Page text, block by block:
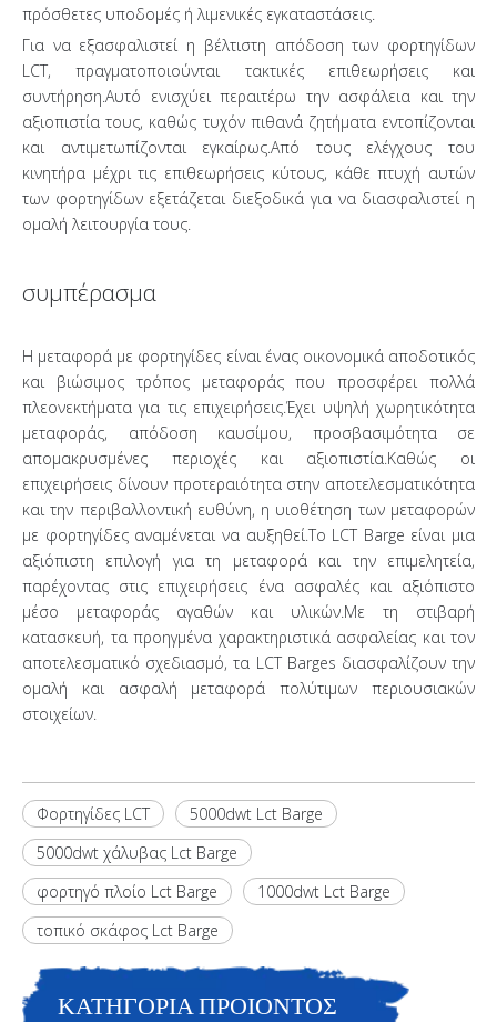
πρόσθετες υποδομές ή λιμενικές εγκαταστάσεις.
Για να εξασφαλιστεί η βέλτιστη απόδοση των φορτηγίδων
LCT, πραγματοποιούνται τακτικές επιθεωρήσεις και
συντήρηση.Αυτό ενισχύει περαιτέρω την ασφάλεια και την
αξιοπιστία τους, καθώς τυχόν πιθανά ζητήματα εντοπίζονται
και αντιμετωπίζονται εγκαίρως.Από τους ελέγχους του
κινητήρα μέχρι τις επιθεωρήσεις κύτους, κάθε πτυχή αυτών
των φορτηγίδων εξετάζεται διεξοδικά για να διασφαλιστεί η
ομαλή λειτουργία τους.
συμπέρασμα
Η μεταφορά με φορτηγίδες είναι ένας οικονομικά αποδοτικός
και βιώσιμος τρόπος μεταφοράς που προσφέρει πολλά
πλεονεκτήματα για τις επιχειρήσεις.Έχει υψηλή χωρητικότητα
μεταφοράς, απόδοση καυσίμου, προσβασιμότητα σε
απομακρυσμένες περιοχές και αξιοπιστία.Καθώς οι
επιχειρήσεις δίνουν προτεραιότητα στην αποτελεσματικότητα
και την περιβαλλοντική ευθύνη, η υιοθέτηση των μεταφορών
με φορτηγίδες αναμένεται να αυξηθεί.Το LCT Barge είναι μια
αξιόπιστη επιλογή για τη μεταφορά και την επιμελητεία,
παρέχοντας στις επιχειρήσεις ένα ασφαλές και αξιόπιστο
μέσο μεταφοράς αγαθών και υλικών.Με τη στιβαρή
κατασκευή, τα προηγμένα χαρακτηριστικά ασφαλείας και τον
αποτελεσματικό σχεδιασμό, τα LCT Barges διασφαλίζουν την
ομαλή και ασφαλή μεταφορά πολύτιμων περιουσιακών
στοιχείων.
Φορτηγίδες LCT
5000dwt Lct Barge
5000dwt χάλυβας Lct Barge
φορτηγό πλοίο Lct Barge
1000dwt Lct Barge
τοπικό σκάφος Lct Barge
ΚΑΤΗΓΟΡΙΑ ΠΡΟΙΟΝΤΟΣ